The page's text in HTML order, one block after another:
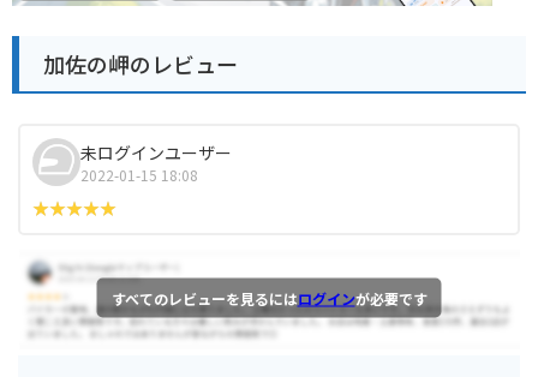
加佐の岬のレビュー
未ログインユーザー
2022-01-15 18:08
すべてのレビューを見るにはログインが必要です